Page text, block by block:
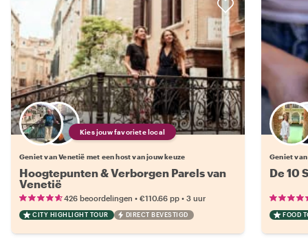
Kies jouw favoriete local
Geniet van Venetië met een host van jouw keuze
Hoogtepunten & Verborgen Parels van
Venetië
426 beoordelingen • €110.66 pp • 3 uur
CITY HIGHLIGHT TOUR DIRECT BEVESTIGD
Geniet
De 10
FOOD